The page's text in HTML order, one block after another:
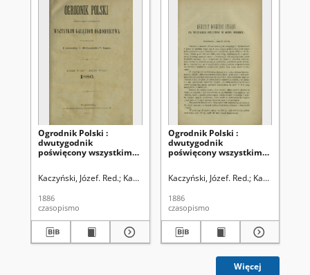
Ogrodnik Polski :
dwutygodnik
poświęcony wszystkim
tomie ósmym
zawartym
Kaczyński, Józef. Red. Kaczyński, Władysław. Red. Szanior, Franciszek
1886
czasopismo
Ogrodnik Polski :
dwutygodnik
poświęcony wszystkim
Kaczyński, Józef. Red. Kaczyński,
1886
czasopismo
Więcej